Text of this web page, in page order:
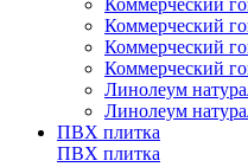
Коммерческий
Коммерческий
Коммерческий
Коммерческий
Линолеум
Линолеум
ПВХ плитка
ПВХ плитка